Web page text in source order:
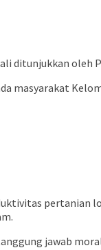
oleh
masyarakat
pertanian
jawab